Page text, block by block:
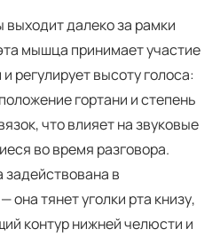
далеко за рамки
мышца принимает участие
регулирует высоту голоса:
гортани и степень
что влияет на звуковые
во время разговора.
в
тянет уголки рта книзу,
контур нижней челюсти и